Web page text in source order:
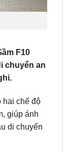
F10
chế độ
di chuyển